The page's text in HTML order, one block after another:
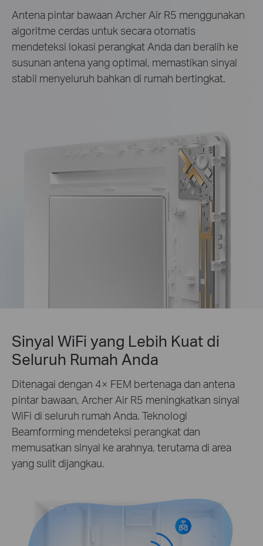
Antena pintar bawaan Archer Air R5 menggunakan
algoritme cerdas untuk secara otomatis
mendeteksi lokasi perangkat Anda dan beralih ke
susunan antena yang optimal, memastikan sinyal
stabil menyeluruh bahkan di rumah bertingkat.
Sinyal WiFi yang Lebih Kuat di
Seluruh Rumah Anda
Ditenagai dengan 4× FEM bertenaga dan antena
pintar bawaan, Archer Air R5 meningkatkan sinyal
WiFi di seluruh rumah Anda. Teknologi
Beamforming mendeteksi perangkat dan
memusatkan sinyal ke arahnya, terutama di area
yang sulit dijangkau.